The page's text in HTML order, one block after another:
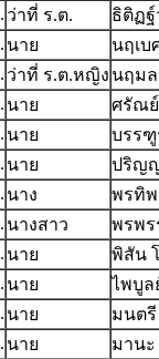
ว่าที่ ร.ต. ธิติฏ
นาย นฤเบ
ว่าที่ ร.ต.หญิง นฤม
นาย ศรัณ
นาย บรร
นาย ปริญ
นาง พรทิ
นางสาว พรพ
นาย พิสัน
นาย ไพบูล
นาย มนต
นาย มาน